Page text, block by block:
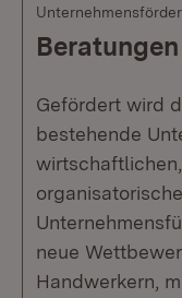
Gefördert wird
bestehende
neue
Handwerkern,